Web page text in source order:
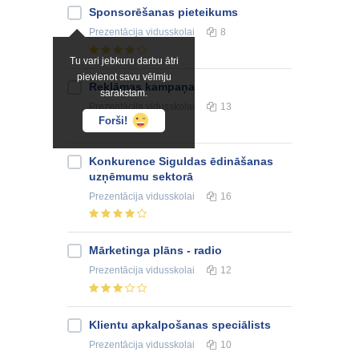
Tu vari jebkuru darbu ātri
pievienot savu vēlmju
sarakstam.
Forši!
Sponsorēšanas pieteikums
Prezentācija vidusskolai 8
Reklāmas kampaņa
Prezentācijavidusskolai 13
Konkurence Siguldas ēdināšanas
uzņēmumu sektorā
Prezentācija vidusskolai 16
Mārketinga plāns - radio
Prezentācija vidusskolai 12
Klientu apkalpošanas speciālists
Prezentācija vidusskolai 10